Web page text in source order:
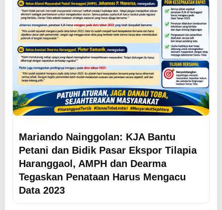
Mariando Nainggolan: KJA Bantu
Petani dan Bidik Pasar Ekspor Tilapia
Haranggaol, AMPH dan Dearma
Tegaskan Penataan Harus Mengacu
Data 2023